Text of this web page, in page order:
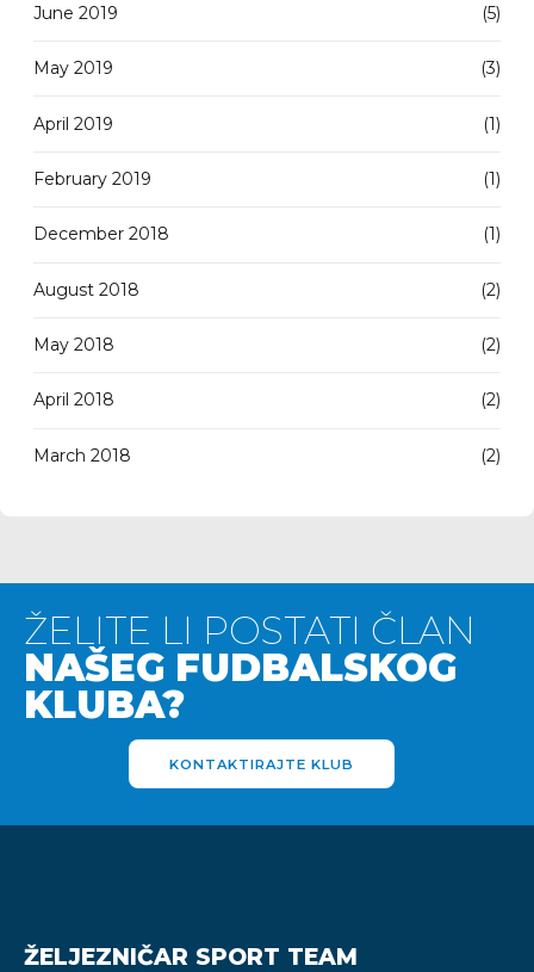
June 2019 (5)
May 2019 (3)
April 2019 (1)
February 2019 (1)
December 2018 (1)
August 2018 (2)
May 2018 (2)
April 2018 (2)
March 2018 (2)
ŽELITE LI POSTATI ČLAN
NAŠEG FUDBALSKOG
KLUBA?
KONTAKTIRAJTE KLUB
ŽELJEZNIČAR SPORT TEAM